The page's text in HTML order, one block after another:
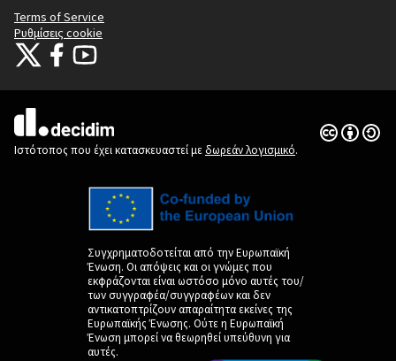
Terms of Service
Ρυθμίσεις cookie
Citizens Participation Portal at X
Ο οργανισμός Citizens Participation Portal στο Facebook
Ο οργανισμός Citizens Participation Portal στο YouTube
(Εξωτερική σύνδεση)
Ιστότοπος που έχει κατασκευαστεί με δωρεάν λογισμικό.
Άδεια
(Εξωτερική
Συγχρηματοδοτείται από την Ευρωπαϊκή
Ένωση. Οι απόψεις και οι γνώμες που
εκφράζονται είναι ωστόσο μόνο αυτές του/
των συγγραφέα/συγγραφέων και δεν
αντικατοπτρίζουν απαραίτητα εκείνες της
Ευρωπαϊκής Ένωσης. Ούτε η Ευρωπαϊκή
Ένωση μπορεί να θεωρηθεί υπεύθυνη για
αυτές.